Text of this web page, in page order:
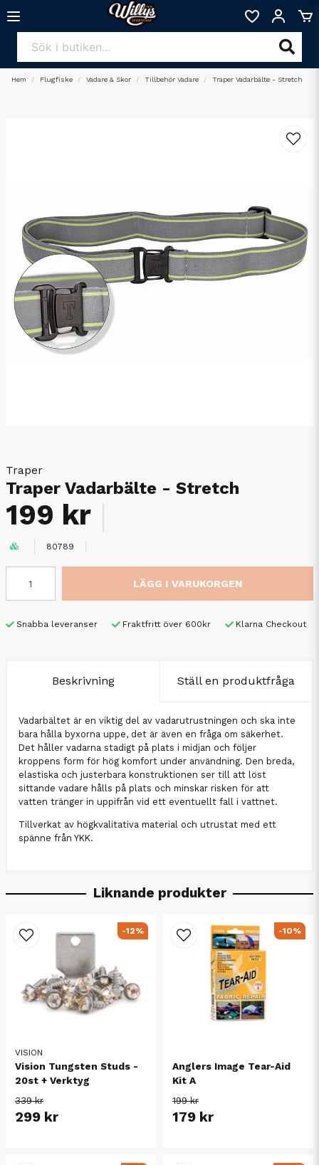
Hem Flugfiske Vadare & Skor Tillbehör Vadare Traper Vadarbälte - Stretch
Traper
Traper Vadarbälte - Stretch
199 kr
80789
LÄGG I VARUKORGEN
Snabba leveranser Fraktfritt över 600kr Klarna Checkout
Beskrivning Ställ en produktfråga
Vadarbältet är en viktig del av vadarutrustningen och ska inte
bara hålla byxorna uppe, det är även en fråga om säkerhet.
Det håller vadarna stadigt på plats i midjan och följer
kroppens form för hög komfort under användning. Den breda,
elastiska och justerbara konstruktionen ser till att löst
sittande vadare hålls på plats och minskar risken för att
vatten tränger in uppifrån vid ett eventuellt fall i vattnet.
Tillverkat av högkvalitativa material och utrustat med ett
spänne från YKK.
Liknande produkter
VISION
Vision Tungsten Studs -
20st + Verktyg
339 kr
299 kr
-12%
Anglers Image Tear-Aid
Kit A
199 kr
179 kr
-10%